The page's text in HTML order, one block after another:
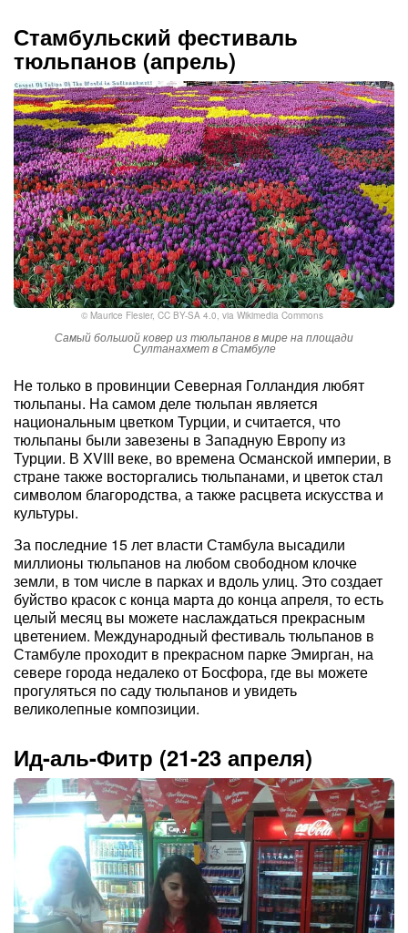
Стамбульский фестиваль
тюльпанов (апрель)
© Maurice Flesier, CC BY-SA 4.0, via Wikimedia Commons
Самый большой ковер из тюльпанов в мире на площади
Султанахмет в Стамбуле
Не только в провинции Северная Голландия любят
тюльпаны. На самом деле тюльпан является
национальным цветком Турции, и считается, что
тюльпаны были завезены в Западную Европу из
Турции. В XVIII веке, во времена Османской империи, в
стране также восторгались тюльпанами, и цветок стал
символом благородства, а также расцвета искусства и
культуры.
За последние 15 лет власти Стамбула высадили
миллионы тюльпанов на любом свободном клочке
земли, в том числе в парках и вдоль улиц. Это создает
буйство красок с конца марта до конца апреля, то есть
целый месяц вы можете наслаждаться прекрасным
цветением. Международный фестиваль тюльпанов в
Стамбуле проходит в прекрасном парке Эмирган, на
севере города недалеко от Босфора, где вы можете
прогуляться по саду тюльпанов и увидеть
великолепные композиции.
Ид-аль-Фитр (21-23 апреля)